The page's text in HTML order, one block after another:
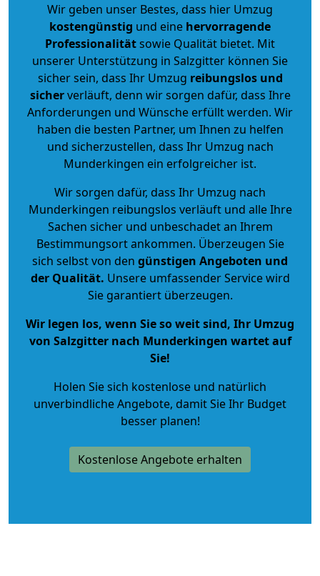
Wir geben unser Bestes, dass hier Umzug
kostengünstig und eine hervorragende
Professionalitätsowie Qualität bietet. Mit
unserer Unterstützung in Salzgitter können Sie
sicher sein, dass Ihr Umzug reibungslos und
sicherverläuft, denn wir sorgen dafür, dass Ihre
Anforderungen und Wünsche erfüllt werden. Wir
haben die besten Partner, um Ihnen zu helfen
und sicherzustellen, dass Ihr Umzug nach
Munderkingen ein erfolgreicher ist.
Wir sorgen dafür, dass Ihr Umzug nach
Munderkingen reibungslos verläuft und alle Ihre
Sachen sicher und unbeschadet an Ihrem
Bestimmungsort ankommen. Überzeugen Sie
sich selbst von den günstigen Angeboten und
der Qualität. Unsere umfassender Service wird
Sie garantiert überzeugen.
Wir legen los, wenn Sie so weit sind, Ihr Umzug
von Salzgitter nach Munderkingen wartet auf
Sie!
Holen Sie sich kostenlose und natürlich
unverbindliche Angebote, damit Sie Ihr Budget
besser planen!
Kostenlose Angebote erhalten